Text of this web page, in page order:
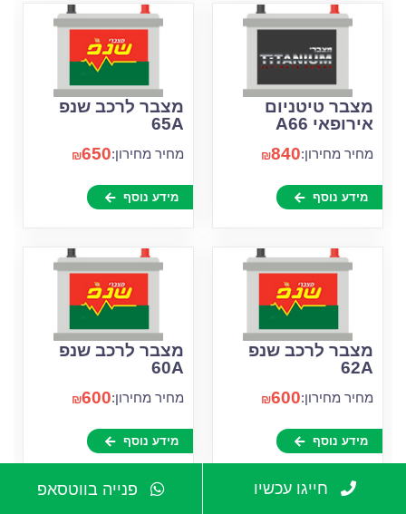
מצבר טיטניום
אירופאי A66
מחיר מחירון: ₪840
מידע נוסף
מצבר לרכב שנפ
65A
מחיר מחירון: ₪650
מידע נוסף
מצבר לרכב שנפ
62A
מחיר מחירון: ₪600
מידע נוסף
מצבר לרכב שנפ
60A
מחיר מחירון: ₪600
מידע נוסף
חייגו עכשיו פנייה בווטסאפ